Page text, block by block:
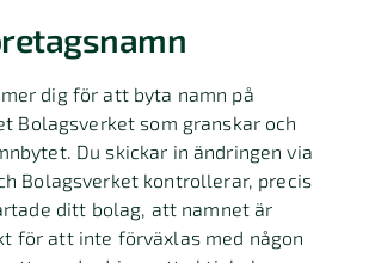
dig för att byta namn på
Bolagsverket som granskar och
Du skickar in ändringen via
Bolagsverket kontrollerar, precis
ditt bolag, att namnet är
för att inte förväxlas med någon